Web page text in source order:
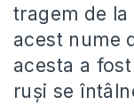
tragem de
acest nume
acesta a
ruși se